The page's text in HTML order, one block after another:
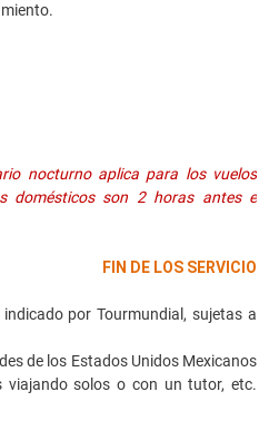
nocturno aplica para los vuelos
domésticos son 2 horas antes e
FIN DE LOS SERVICIO
por Tourmundial, sujetas a
de los Estados Unidos Mexicanos
viajando solos o con un tutor, etc.